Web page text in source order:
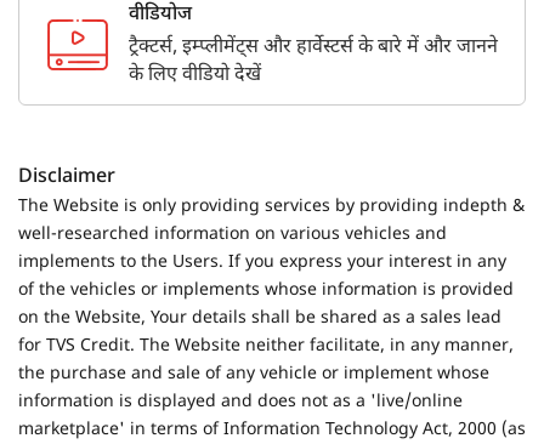
वीडियोज
ट्रैक्टर्स, इम्प्लीमेंट्स और हार्वेस्टर्स के बारे में और जानने
के लिए वीडियो देखें
Disclaimer
The Website is only providing services by providing indepth &
well-researched information on various vehicles and
implements to the Users. If you express your interest in any
of the vehicles or implements whose information is provided
on the Website, Your details shall be shared as a sales lead
for TVS Credit. The Website neither facilitate, in any manner,
the purchase and sale of any vehicle or implement whose
information is displayed and does not as a 'live/online
marketplace' in terms of Information Technology Act, 2000 (as